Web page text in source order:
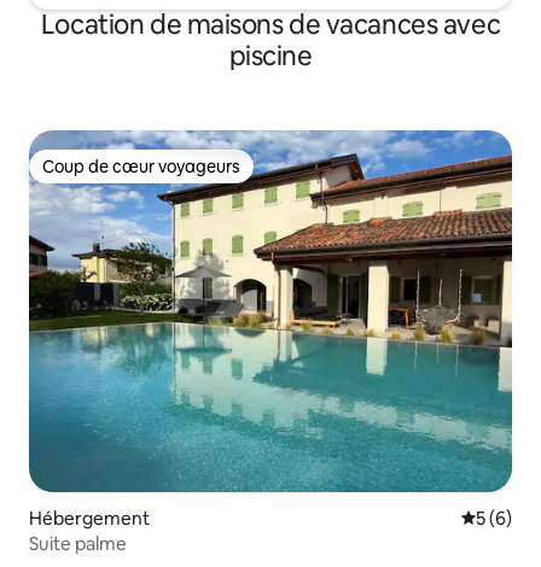
Location de maisons de vacances avec
piscine
Coup de cœur voyageurs
Coup de cœur voyageurs
Hébergement
5 (6)
Suite palme